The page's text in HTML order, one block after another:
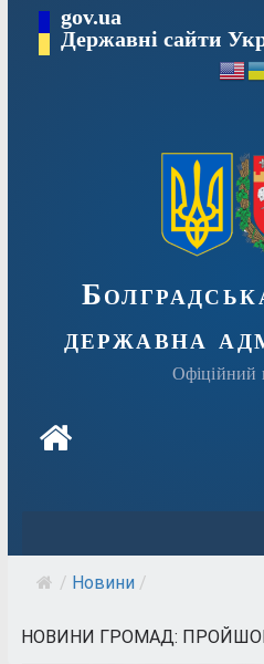
Перейтиgov.ua
Державні сайти
державна
Офіційний
/ Новини /
НОВИНИ ГРОМАД: